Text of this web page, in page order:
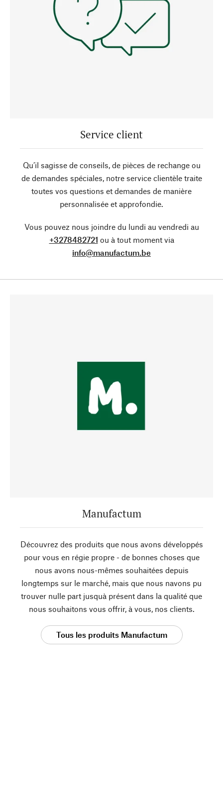
Service client
Qu’il sagisse de conseils, de pièces de rechange ou
de demandes spéciales, notre service clientèle traite
toutes vos questions et demandes de manière
personnalisée et approfondie.
Vous pouvez nous joindre du lundi au vendredi au
+3278482721 ou à tout moment via
info@manufactum.be
Manufactum
Découvrez des produits que nous avons développés
pour vous en régie propre - de bonnes choses que
nous avons nous-mêmes souhaitées depuis
longtemps sur le marché, mais que nous navons pu
trouver nulle part jusquà présent dans la qualité que
nous souhaitons vous offrir, à vous, nos clients.
Tous les produits Manufactum